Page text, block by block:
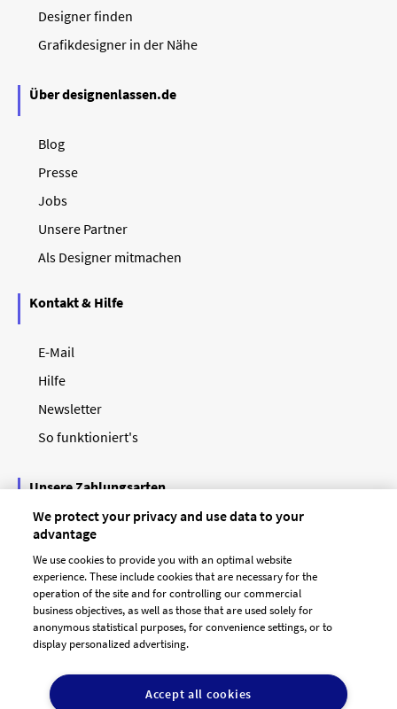
Designer finden
Grafikdesigner in der Nähe
Über designenlassen.de
Blog
Presse
Jobs
Unsere Partner
Als Designer mitmachen
Kontakt & Hilfe
E-Mail
Hilfe
Newsletter
So funktioniert's
Unsere Zahlungsarten
AGB Dienstleister
Datenschutz Impressum
We protect your privacy and use data to your
advantage
We use cookies to provide you with an optimal website
experience. These include cookies that are necessary for the
operation of the site and for controlling our commercial
business objectives, as well as those that are used solely for
anonymous statistical purposes, for convenience settings, or to
display personalized advertising.
Accept all cookies